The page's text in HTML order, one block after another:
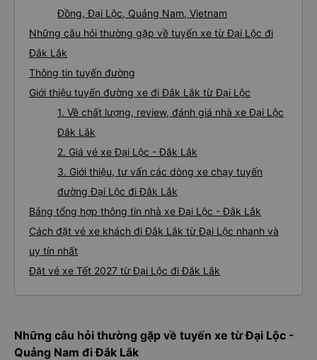
Đồng, Đại Lộc, Quảng Nam, Vietnam
Những câu hỏi thường gặp về tuyến xe từ Đại Lộc đi
Đắk Lắk
Thông tin tuyến đường
Giới thiệu tuyến đường xe đi Đắk Lắk từ Đại Lộc
1. Về chất lượng, review, đánh giá nhà xe Đại Lộc
Đắk Lắk
2. Giá vé xe Đại Lộc - Đắk Lắk
3. Giới thiệu, tư vấn các dòng xe chạy tuyến
đường Đại Lộc đi Đắk Lắk
Bảng tổng hợp thông tin nhà xe Đại Lộc - Đắk Lắk
Cách đặt vé xe khách đi Đắk Lắk từ Đại Lộc nhanh và
uy tín nhất
Đặt vé xe Tết 2027 từ Đại Lộc đi Đắk Lắk
Những câu hỏi thường gặp về tuyến xe từ Đại Lộc -
Quảng Nam đi Đắk Lắk